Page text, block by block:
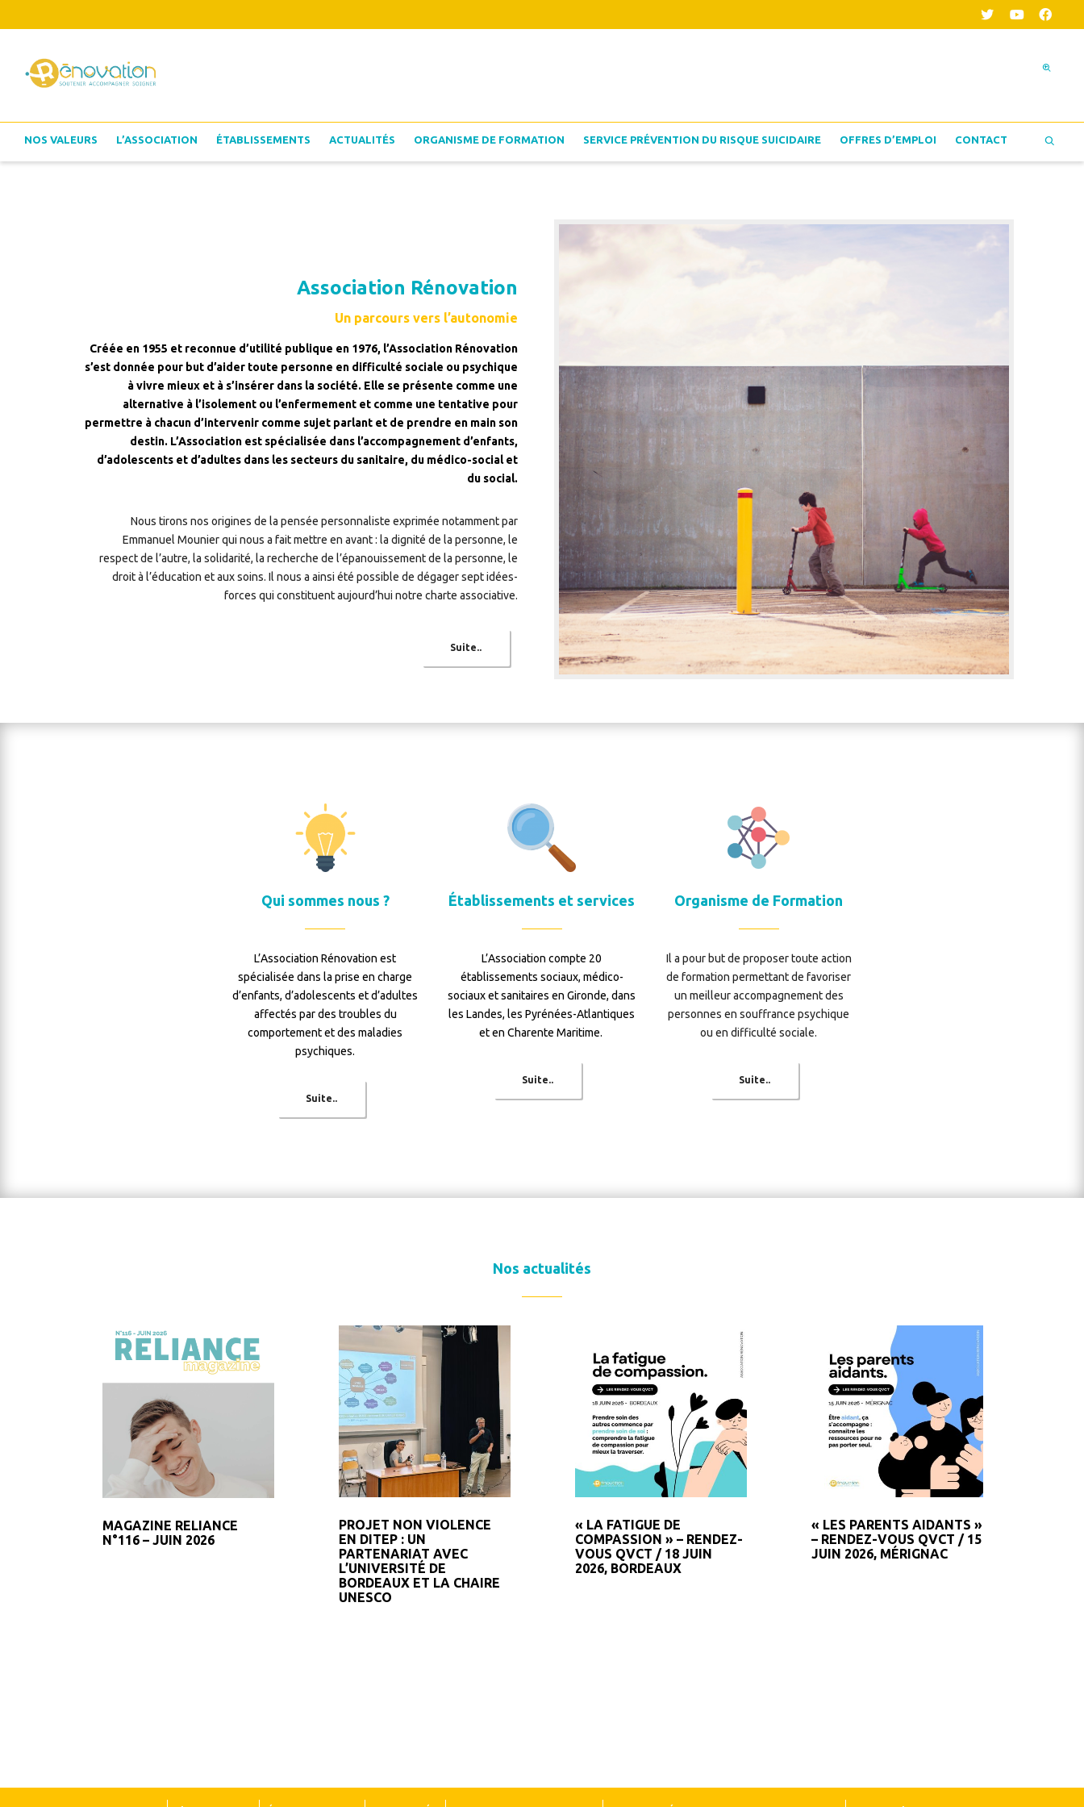
NOS VALEURS L’ASSOCIATION ÉTABLISSEMENTS ACTUALITÉS ORGANISME DE FORMATION SERVICE PRÉVENTION DU RISQUE SUICIDAIRE OFFRES D’EMPLOI CONTACT
Association Rénovation
Un parcours vers l’autonomie
Créée en 1955 et reconnue d’utilité publique en 1976, l’Association Rénovation
s’est donnée pour but d’aider toute personne en difficulté sociale ou psychique
à vivre mieux et à s’insérer dans la société. Elle se présente comme une
alternative à l’isolement ou l’enfermement et comme une tentative pour
permettre à chacun d’intervenir comme sujet parlant et de prendre en main son
destin. L’Association est spécialisée dans l’accompagnement d’enfants,
d’adolescents et d’adultes dans les secteurs du sanitaire, du médico-social et
du social.
Nous tirons nos origines de la pensée personnaliste exprimée notamment par
Emmanuel Mounier qui nous a fait mettre en avant : la dignité de la personne, le
respect de l’autre, la solidarité, la recherche de l’épanouissement de la personne, le
droit à l’éducation et aux soins. Il nous a ainsi été possible de dégager sept idées-
forces qui constituent aujourd’hui notre charte associative.
Suite..
Qui sommes nous ?
L’Association Rénovation est
spécialisée dans la prise en charge
d’enfants, d’adolescents et d’adultes
affectés par des troubles du
comportement et des maladies
psychiques.
Suite..
Établissements et services
L’Association compte 20
établissements sociaux, médico-
sociaux et sanitaires en Gironde, dans
les Landes, les Pyrénées-Atlantiques
et en Charente Maritime.
Suite..
Organisme de Formation
Il a pour but de proposer toute action
de formation permettant de favoriser
un meilleur accompagnement des
personnes en souffrance psychique
ou en difficulté sociale.
Suite..
Nos actualités
MAGAZINE RELIANCE
N°116 – JUIN 2026
PROJET NON VIOLENCE
EN DITEP : UN
PARTENARIAT AVEC
L’UNIVERSITÉ DE
BORDEAUX ET LA CHAIRE
UNESCO
« LA FATIGUE DE
COMPASSION » – RENDEZ-
VOUS QVCT / 18 JUIN
2026, BORDEAUX
« LES PARENTS AIDANTS »
– RENDEZ-VOUS QVCT / 15
JUIN 2026, MÉRIGNAC